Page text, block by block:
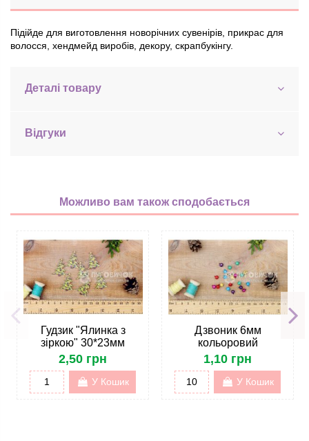
Підійде для виготовлення новорічних сувенірів, прикрас для
волосся, хендмейд виробів, декору, скрапбукінгу.
Деталі товару
Відгуки
Можливо вам також сподобається
Гудзик "Ялинка з
зіркою" 30*23мм
2,50 грн
У Кошик
Дзвоник 6мм
кольоровий
1,10 грн
У Кошик